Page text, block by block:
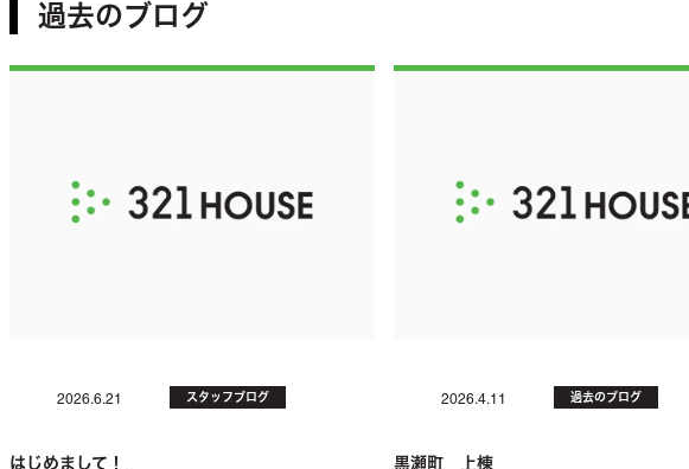
過去のブログ
2026.6.21 スタッフブログ
はじめまして！
2026.4.11 過去のブログ
黒瀬町 上棟